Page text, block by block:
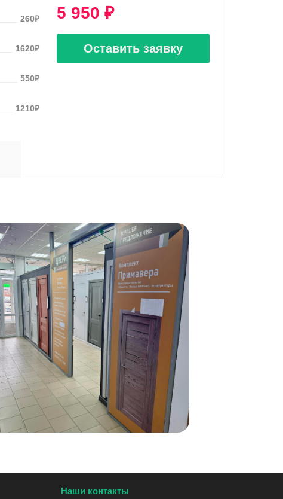
260₽
1620₽
550₽
1210₽
5 950 ₽
Оставить заявку
Наши контакты